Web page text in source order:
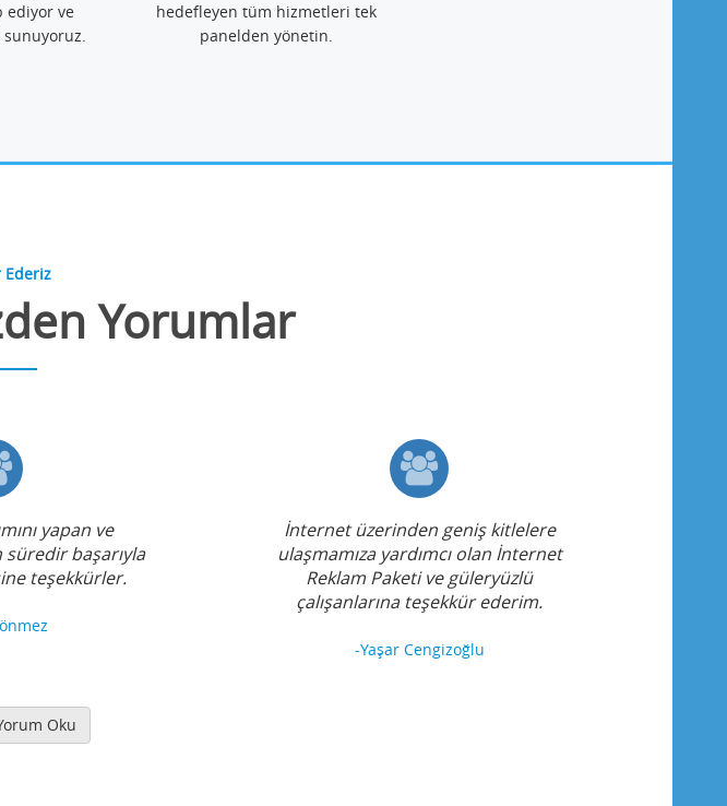
ediyor ve
sunuyoruz.
hedefleyen tüm hizmetleri tek
panelden yönetin.
Ederiz
Yorumlar
yapan ve
süredir başarıyla
teşekkürler.
İnternet üzerinden geniş kitlelere
ulaşmamıza yardımcı olan İnternet
Reklam Paketi ve güleryüzlü
çalışanlarına teşekkür ederim.
-Yaşar Cengizoğlu
Oku